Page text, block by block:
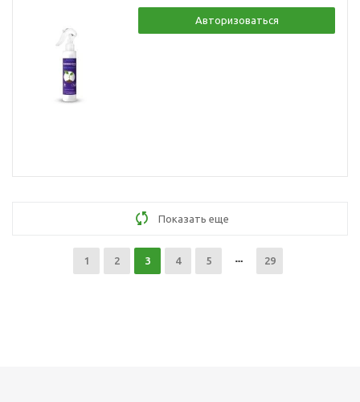
Авторизоваться
Показать еще
1 2 3 4 5 29